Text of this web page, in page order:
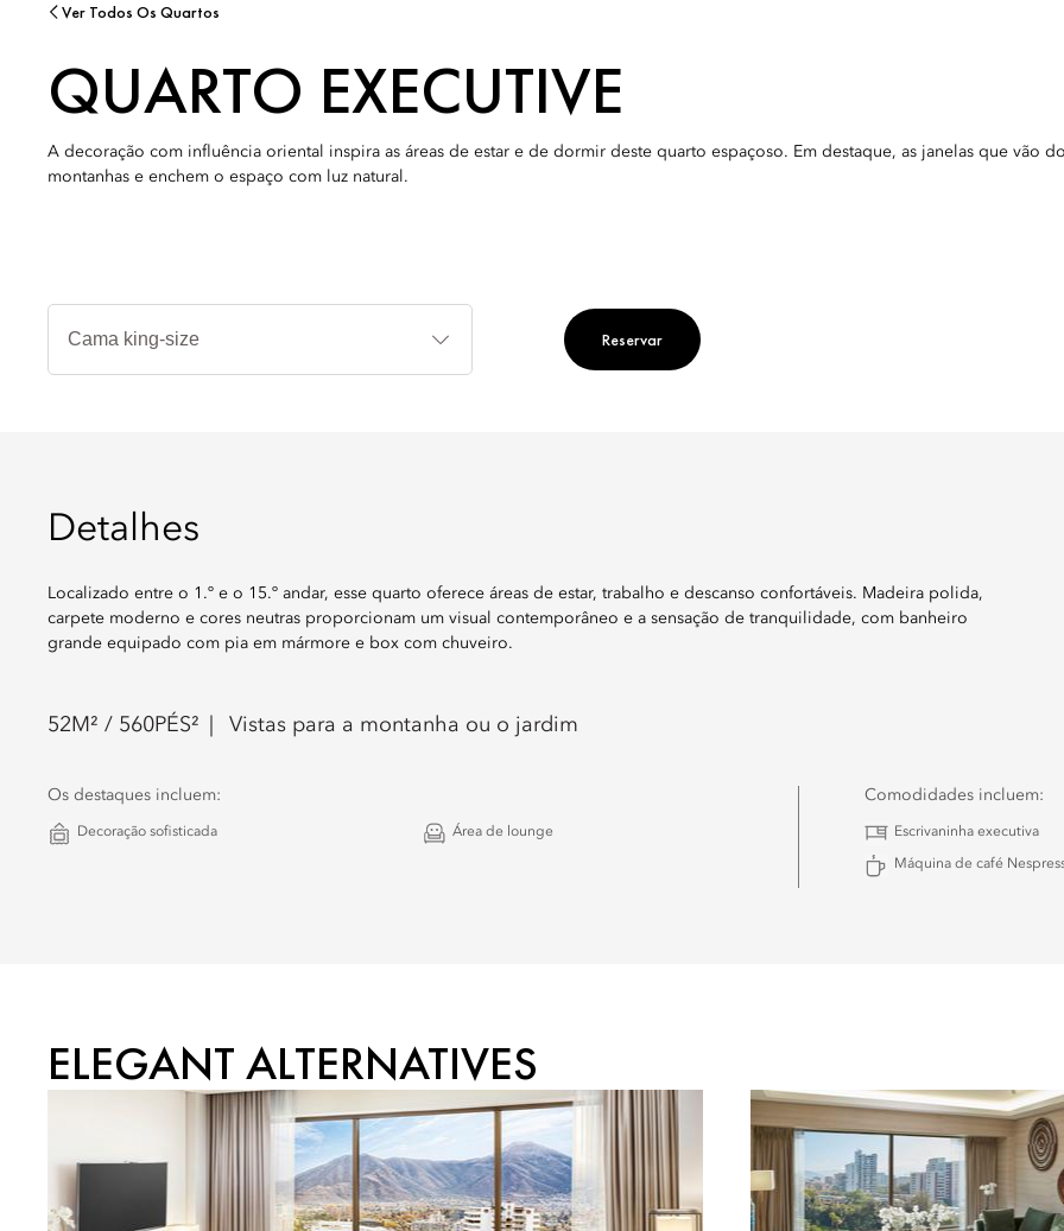
Ver Todos Os Quartos
QUARTO EXECUTIVE
A decoração com influência oriental inspira as áreas de estar e de dormir deste quarto espaçoso. Em destaque, as janelas que vão
montanhas e enchem o espaço com luz natural.
Tipos
Reservar
Detalhes
Localizado entre o 1.º e o 15.º andar, esse quarto oferece áreas de estar, trabalho e descanso confortáveis. Madeira polida,
carpete moderno e cores neutras proporcionam um visual contemporâneo e a sensação de tranquilidade, com banheiro
grande equipado com pia em mármore e box com chuveiro.
52 M² / 560PÉS² Vistas para a montanha ou o jardim
Os destaques incluem:
Decoração sofisticada Área de lounge
Comodidades incluem:
Escrivaninha executiva
Máquina de café
ELEGANT ALTERNATIVES